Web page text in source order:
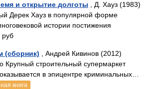
и открытие долготы , Д. Хауз (1983)
Дерек Хауз в популярной форме
истории постижения
(сборник) , Андрей Кивинов (2012)
Крупный строительный супермаркет
в эпицентре криминальных…
книга